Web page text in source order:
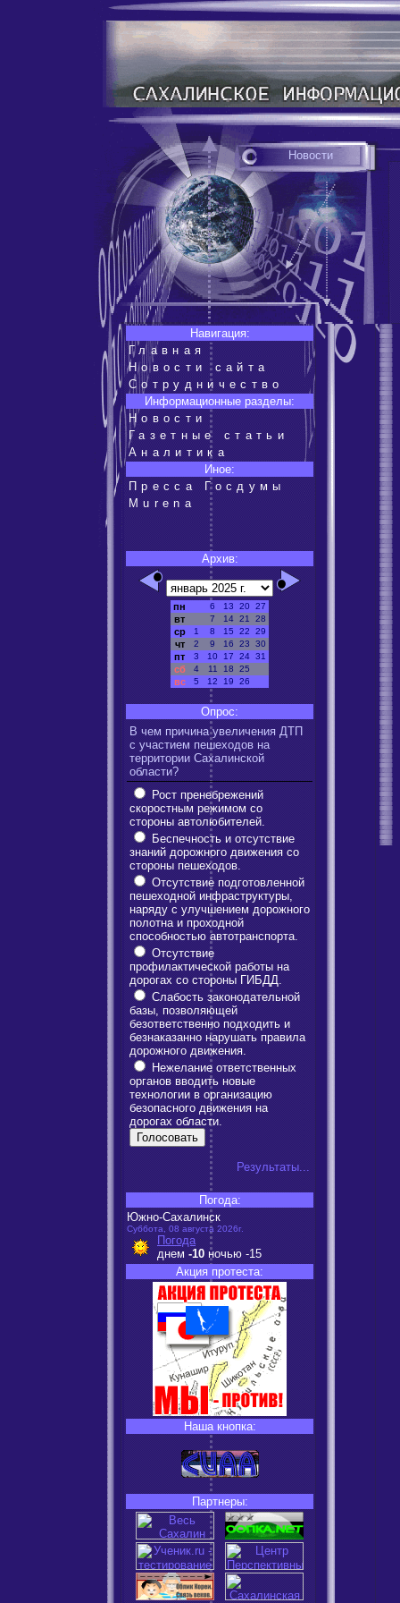
Новости
Навигация:
Главная
Новости сайта
Сотрудничество
Информационные разделы:
Новости
Газетные статьи
Аналитика
Иное:
Пресса Госдумы
Murena
Архив:
пн 6 13 20 27
вт 7 14 21 28
ср 1 8 15 22 29
чт 2 9 16 23 30
пт 3 10 17 24 31
сб 4 11 18 25
вс 5 12 19 26
Опрос:
В чем причина увеличения ДТП
с участием пешеходов на
территории Сахалинской
области?
Рост пренебрежений
скоростным режимом со
стороны автолюбителей.
Беспечность и отсутствие
знаний дорожного движения со
стороны пешеходов.
Отсутствие подготовленной
пешеходной инфраструктуры,
наряду с улучшением дорожного
полотна и проходной
способностью автотранспорта.
Отсутствие
профилактической работы на
дорогах со стороны ГИБДД.
Слабость законодательной
базы, позволяющей
безответственно подходить и
безнаказанно нарушать правила
дорожного движения.
Нежелание ответственных
органов вводить новые
технологии в организацию
безопасного движения на
дорогах области.
Результаты...
Погода:
Южно-Сахалинск
Суббота, 08 августа 2026г.
Погода
днем -10 ночью -15
Акция протеста:
Наша кнопка:
Партнеры: